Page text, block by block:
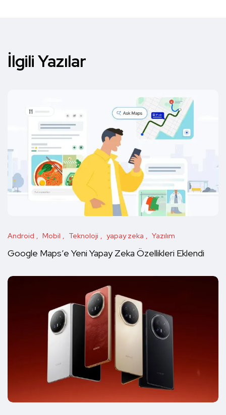
İlgili Yazılar
Android Mobil Teknoloji yapay zeka Yazılım
Google Maps’e Yeni Yapay Zeka Özellikleri Eklendi